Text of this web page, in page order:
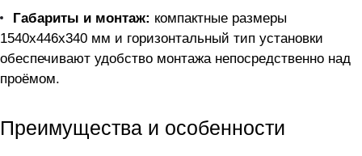
Габариты и монтаж: компактные размеры
1540x446x340 мм и горизонтальный тип установки
обеспечивают удобство монтажа непосредственно над
проёмом.
Преимущества и особенности